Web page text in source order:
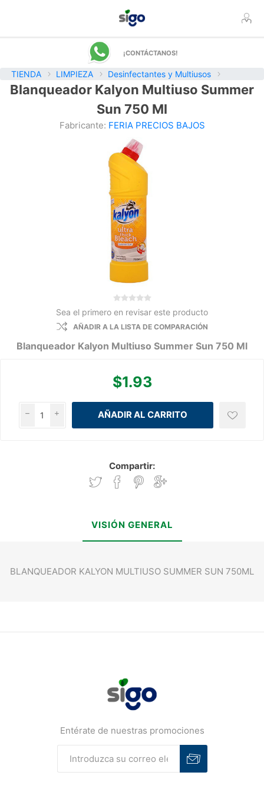
¡CONTÁCTANOS!
TIENDA LIMPIEZA Desinfectantes y Multiusos
Blanqueador Kalyon Multiuso Summer
Sun 750 Ml
Fabricante: FERIA PRECIOS BAJOS
Sea el primero en revisar este producto
AÑADIR A LA LISTA DE COMPARACIÓN
Blanqueador Kalyon Multiuso Summer Sun 750 Ml
$1.93
i
h
Compartir:
VISIÓN GENERAL
BLANQUEADOR KALYON MULTIUSO SUMMER SUN 750ML
Entérate de nuestras promociones